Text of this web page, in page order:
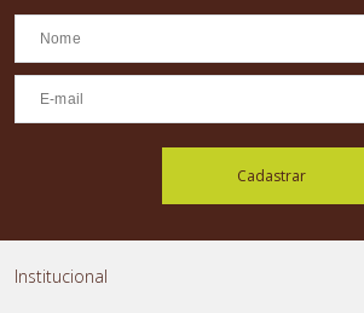
Cadastrar
Institucional